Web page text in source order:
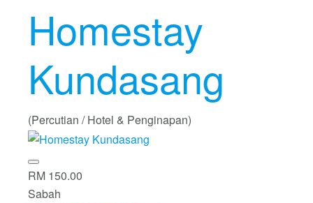
Homestay
Kundasang
(Percutian / Hotel & Penginapan)
RM 150.00
Sabah